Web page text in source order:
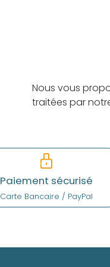
Nous vous
traitées par
Paiement sécurisé
Carte Bancaire / PayPal